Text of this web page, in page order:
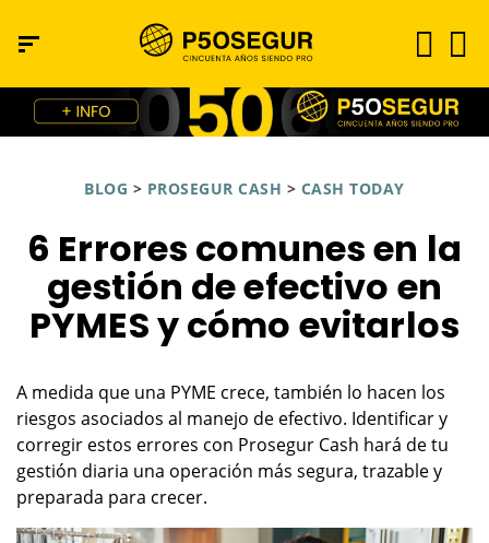
BLOG > PROSEGUR CASH > CASH TODAY
6 Errores comunes en la
gestión de efectivo en
PYMES y cómo evitarlos
A medida que una PYME crece, también lo hacen los
riesgos asociados al manejo de efectivo. Identificar y
corregir estos errores con Prosegur Cash hará de tu
gestión diaria una operación más segura, trazable y
preparada para crecer.